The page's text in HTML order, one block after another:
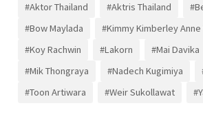
#Aktor Thailand #Aktris Thailand
#Bow Maylada
#Kimmy Kimberley
#Koy Rachwin
#Lakorn #Mai Davika
#Mik Thongraya
#Nadech Kugimiya
#Toon Artiwara
#Weir Sukollawat